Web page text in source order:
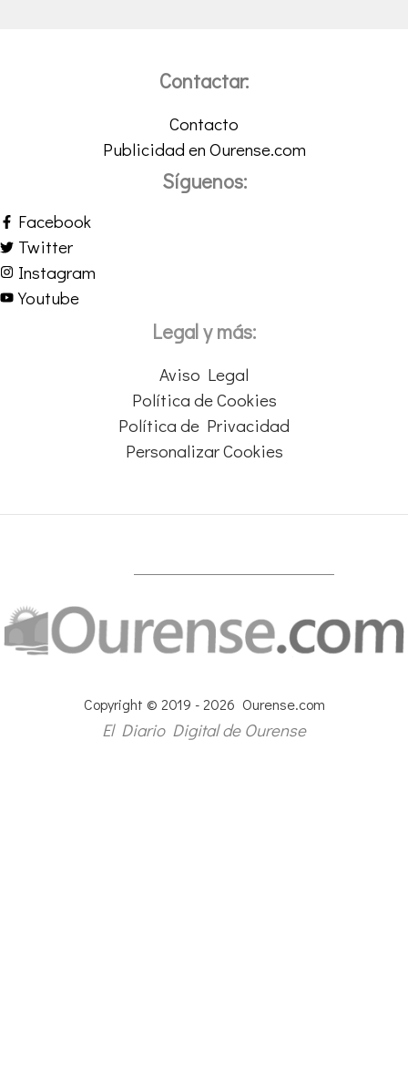
Contactar:
Contacto
Publicidad en Ourense.com
Síguenos:
Facebook
Twitter
Instagram
Youtube
Legal y más:
Aviso Legal
Política de Cookies
Política de Privacidad
Personalizar Cookies
Copyright © 2019 - 2026 Ourense.com
El Diario Digital de Ourense